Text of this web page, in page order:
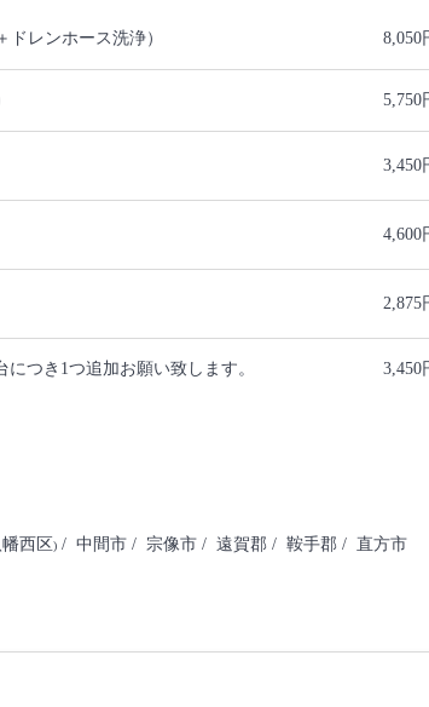
ドレンホース洗浄） 8,050
5,750
3,450
4,600
2,875
つき1つ追加お願い致します。 3,450
西区) / 中間市 / 宗像市 / 遠賀郡 / 鞍手郡 / 直方市